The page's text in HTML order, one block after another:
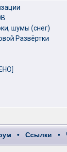
шумы (снег)
Развёртки
• Ссылки •